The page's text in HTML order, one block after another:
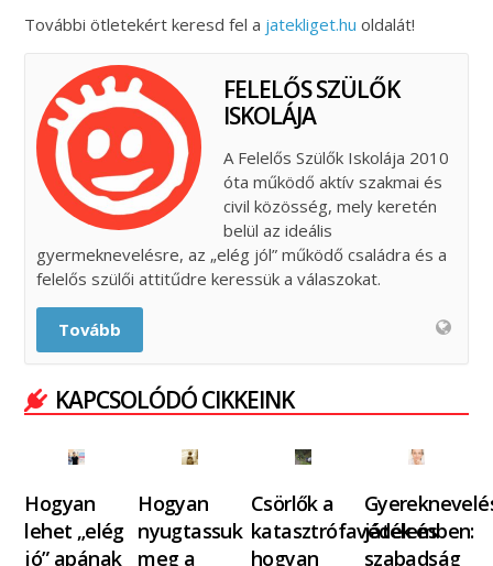
További ötletekért keresd fel a jatekliget.hu oldalát!
FELELŐS SZÜLŐK
ISKOLÁJA
A Felelős Szülők Iskolája 2010
óta működő aktív szakmai és
civil közösség, mely keretén
belül az ideális
gyermeknevelésre, az „elég jól” működő családra és a
felelős szülői attitűdre keressük a válaszokat.
Tovább
KAPCSOLÓDÓ CIKKEINK
Hogyan
lehet „elég
jó” apának
Hogyan
nyugtassuk
meg a
Csörlők a
katasztrófavédelemben:
hogyan
játék és
szabadság